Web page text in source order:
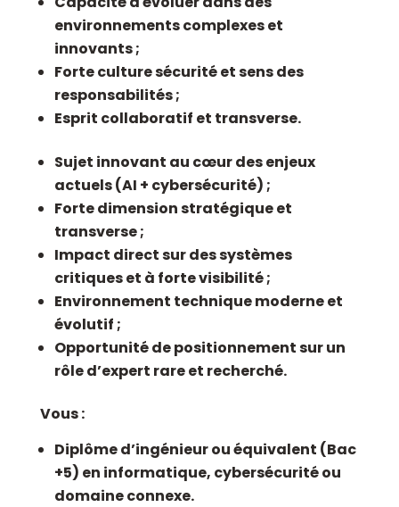
environnements complexes et
innovants ;
Forte culture sécurité et sens des
responsabilités ;
Esprit collaboratif et transverse.
Sujet innovant au cœur des enjeux
actuels (AI + cybersécurité) ;
Forte dimension stratégique et
transverse ;
Impact direct sur des systèmes
critiques et à forte visibilité ;
Environnement technique moderne et
évolutif ;
Opportunité de positionnement sur un
rôle d’expert rare et recherché.
Vous :
Diplôme d’ingénieur ou équivalent (Bac
+5) en informatique, cybersécurité ou
domaine connexe.